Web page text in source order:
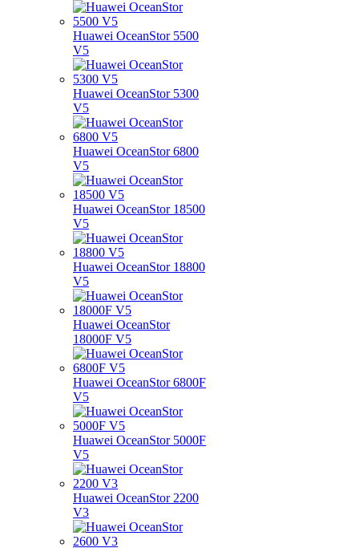
Huawei OceanStor 5500
V5
Huawei OceanStor 5300
V5
Huawei OceanStor 6800
V5
Huawei OceanStor 18500
V5
Huawei OceanStor 18800
V5
Huawei OceanStor
18000F V5
Huawei OceanStor 6800F
V5
Huawei OceanStor 5000F
V5
Huawei OceanStor 2200
V3